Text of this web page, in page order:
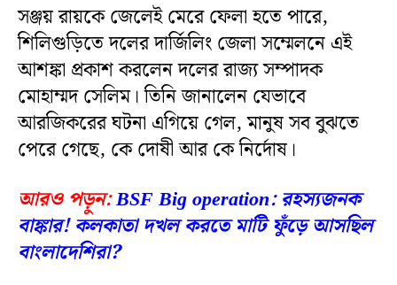
সঞ্জয় রায়কে জেলেই মেরে ফেলা হতে পারে,
শিলিগুড়িতে দলের দার্জিলিং জেলা সম্মেলনে এই
আশঙ্কা প্রকাশ করলেন দলের রাজ্য সম্পাদক
মোহাম্মদ সেলিম। তিনি জানালেন যেভাবে
আরজিকরের ঘটনা এগিয়ে গেল, মানুষ সব বুঝতে
পেরে গেছে, কে দোষী আর কে নির্দোষ।
আরও পড়ুন:BSF Big operation: রহস্যজনক
বাঙ্কার! কলকাতা দখল করতে মাটি ফুঁড়ে আসছিল
বাংলাদেশিরা?